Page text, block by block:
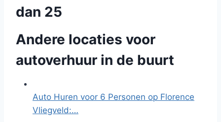
dan 25
Andere locaties voor
autoverhuur in de buurt
Auto Huren voor 6 Personen op Florence
Vliegveld:…